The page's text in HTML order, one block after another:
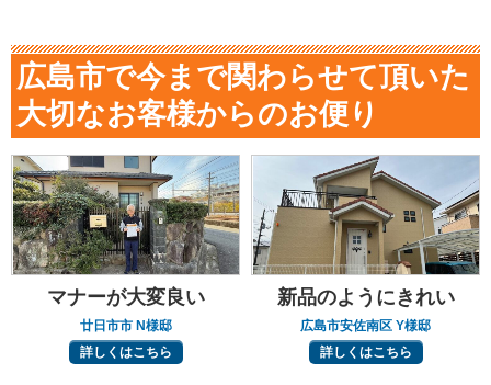
広島市で今まで関わらせて頂いた
大切なお客様からのお便り
マナーが大変良い
廿日市市 N様邸
詳しくはこちら
新品のようにきれい
広島市安佐南区 Y様邸
詳しくはこちら